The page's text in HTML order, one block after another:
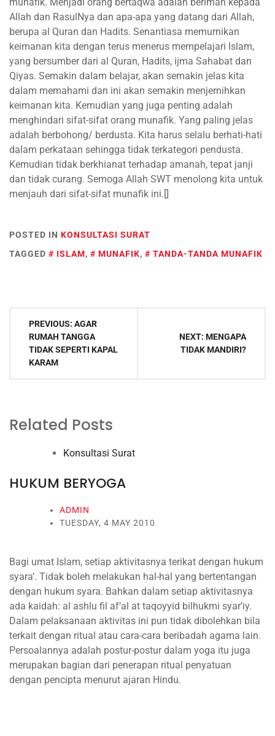
Allah dan RasulNya dan apa-apa yang datang dari Allah,
berupa al Quran dan Hadits. Senantiasa memurnikan
keimanan kita dengan terus menerus mempelajari Islam,
yang bersumber dari al Quran, Hadits, ijma Sahabat dan
Qiyas. Semakin dalam belajar, akan semakin jelas kita
dalam memahami dan ini akan semakin menjernihkan
keimanan kita. Kemudian yang juga penting adalah
menghindari sifat-sifat orang munafik. Yang paling jelas
adalah berbohong/ berdusta. Kita harus selalu berhati-hati
dalam perkataan sehingga tidak terkategori pendusta.
Kemudian tidak berkhianat terhadap amanah, tepat janji
dan tidak curang. Semoga Allah SWT menolong kita untuk
menjauh dari sifat-sifat munafik ini.[]
POSTED IN KONSULTASI SURAT
TAGGED
ISLAM, MUNAFIK, TANDA-TANDA MUNAFIK
navigation
PREVIOUS: AGAR
RUMAH TANGGA
TIDAK SEPERTI KAPAL
KARAM
NEXT: MENGAPA
TIDAK MANDIRI?
Related Posts
Konsultasi Surat
HUKUM BERYOGA
ADMIN
TUESDAY, 4 MAY 2010
Bagi umat Islam, setiap aktivitasnya terikat dengan hukum
syara’. Tidak boleh melakukan hal-hal yang bertentangan
dengan hukum syara. Bahkan dalam setiap aktivitasnya
ada kaidah: al ashlu fil af’al at taqoyyid bilhukmi syar’iy.
Dalam pelaksanaan aktivitas ini pun tidak dibolehkan bila
terkait dengan ritual atau cara-cara beribadah agama lain.
Persoalannya adalah postur-postur dalam yoga itu juga
merupakan bagian dari penerapan ritual penyatuan
dengan pencipta menurut ajaran Hindu.